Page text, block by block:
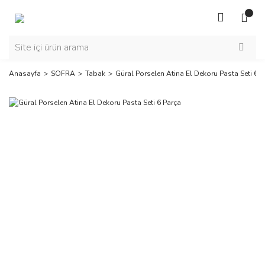
Anasayfa SOFRA Tabak Güral Porselen Atina El Dekoru Pasta Seti 6